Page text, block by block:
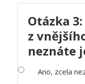
Otázka
z
neznáte
Ano, zcela